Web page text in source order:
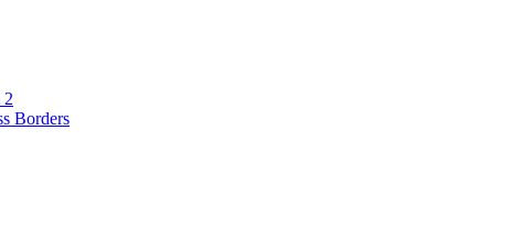
2
Borders